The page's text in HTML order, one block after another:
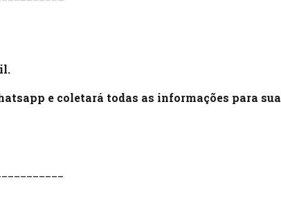
e coletará todas as informações para sua